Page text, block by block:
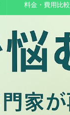
料金・費用比較